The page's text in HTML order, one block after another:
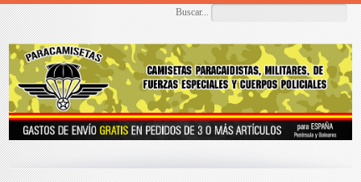
Buscar...